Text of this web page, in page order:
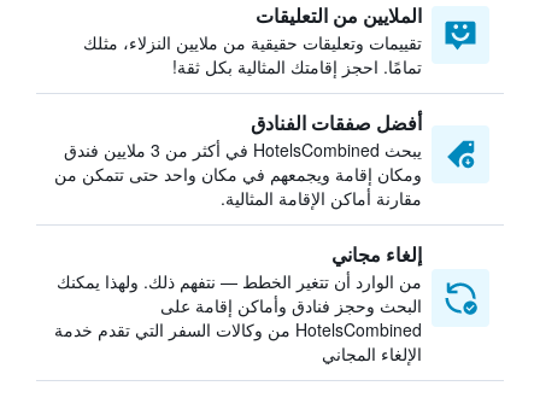
الملايين من التعليقات
تقييمات وتعليقات حقيقية من ملايين النزلاء، مثلك
تمامًا. احجز إقامتك المثالية بكل ثقة!
أفضل صفقات الفنادق
يبحث HotelsCombined في أكثر من 3 ملايين فندق
ومكان إقامة ويجمعهم في مكان واحد حتى تتمكن من
مقارنة أماكن الإقامة المثالية.
إلغاء مجاني
من الوارد أن تتغير الخطط — نتفهم ذلك. ولهذا يمكنك
البحث وحجز فنادق وأماكن إقامة على
HotelsCombined من وكالات السفر التي تقدم خدمة
الإلغاء المجاني